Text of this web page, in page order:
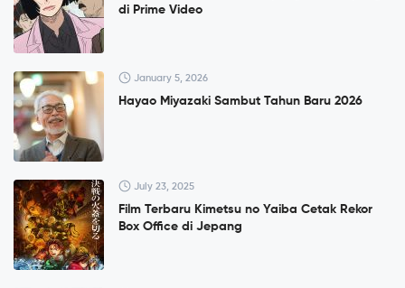
di Prime Video
January 5, 2026
Hayao Miyazaki Sambut Tahun Baru 2026
July 23, 2025
Film Terbaru Kimetsu no Yaiba Cetak Rekor
Box Office di Jepang